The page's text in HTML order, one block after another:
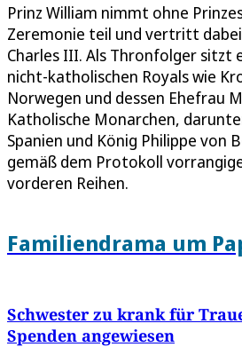
Prinz William nimmt ohne
Zeremonie teil und vertritt dabei
Charles III. Als Thronfolger sitzt
nicht-katholischen Royals wie
Norwegen und dessen Ehefrau
Katholische Monarchen,
Spanien und König Philippe von
gemäß dem Protokoll
vorderen Reihen.
Familiendrama um
Schwester zu krank für
Spenden angewiesen